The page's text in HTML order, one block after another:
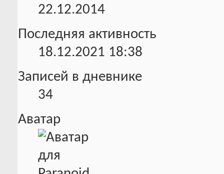
22.12.2014
Последняя активность
18.12.2021 18:38
Записей в дневнике
34
Аватар